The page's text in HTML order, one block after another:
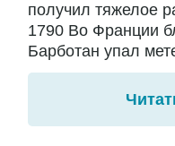
получил тяжелое
1790 Во Франции
Барботан упал